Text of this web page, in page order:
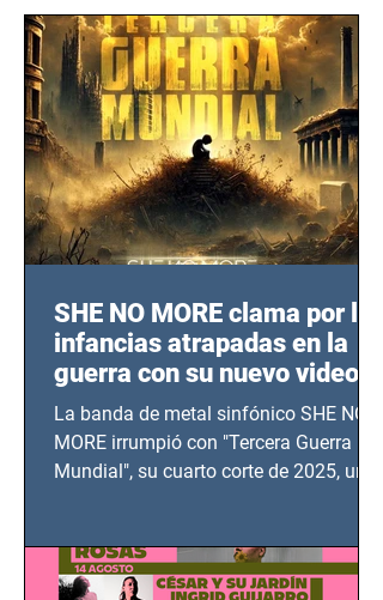
SHE NO MORE clama por las
infancias atrapadas en la
guerra con su nuevo video
TERCERA GUERRA
MUNDIAL
La banda de metal sinfónico SHE NO
MORE irrumpió con "Tercera Guerra
Mundial", su cuarto corte de 2025, un
bélicos.